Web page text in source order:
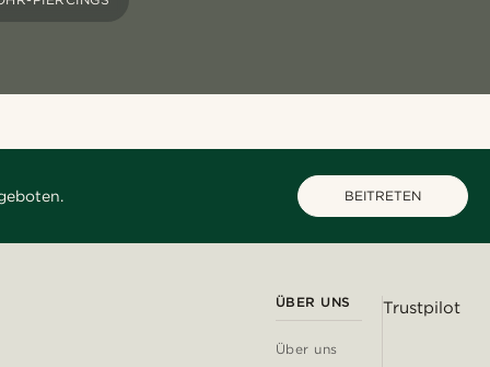
BEITRETEN
ÜBER UNS
Über uns
Trustpilot